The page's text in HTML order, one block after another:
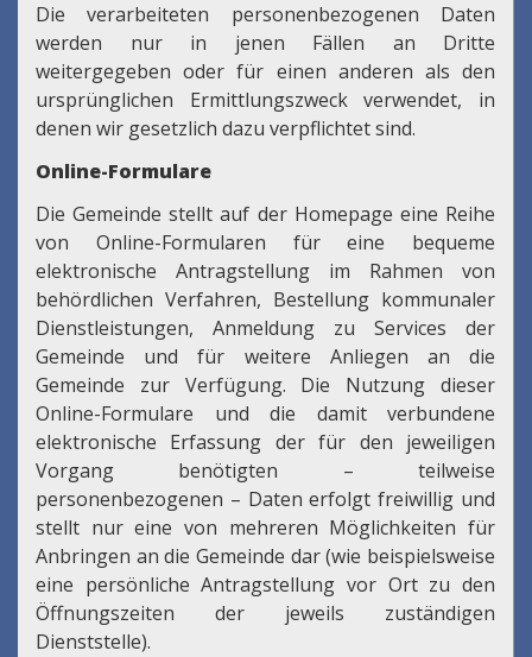
Die verarbeiteten personenbezogenen Daten
werden nur in jenen Fällen an Dritte
weitergegeben oder für einen anderen als den
ursprünglichen Ermittlungszweck verwendet, in
denen wir gesetzlich dazu verpflichtet sind.
Online-Formulare
Die Gemeinde stellt auf der Homepage eine Reihe
von Online-Formularen für eine bequeme
elektronische Antragstellung im Rahmen von
behördlichen Verfahren, Bestellung kommunaler
Dienstleistungen, Anmeldung zu Services der
Gemeinde und für weitere Anliegen an die
Gemeinde zur Verfügung. Die Nutzung dieser
Online-Formulare und die damit verbundene
elektronische Erfassung der für den jeweiligen
Vorgang benötigten – teilweise
personenbezogenen – Daten erfolgt freiwillig und
stellt nur eine von mehreren Möglichkeiten für
Anbringen an die Gemeinde dar (wie beispielsweise
eine persönliche Antragstellung vor Ort zu den
Öffnungszeiten der jeweils zuständigen
Dienststelle).